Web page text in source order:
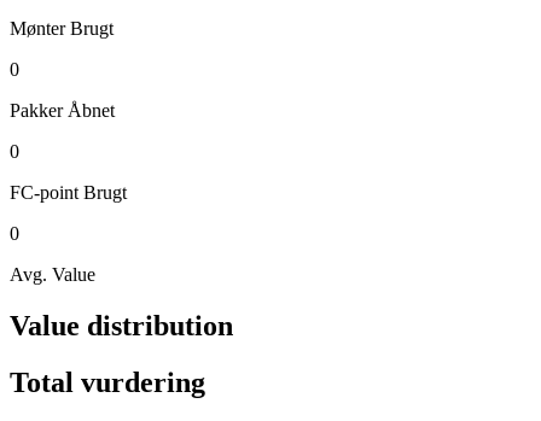
Mønter Brugt
0
Pakker Åbnet
0
FC-point Brugt
0
Avg. Value
Value distribution
Total vurdering